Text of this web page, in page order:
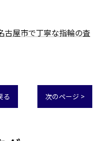
古屋市で丁寧な指輪の査
る 次のページ >